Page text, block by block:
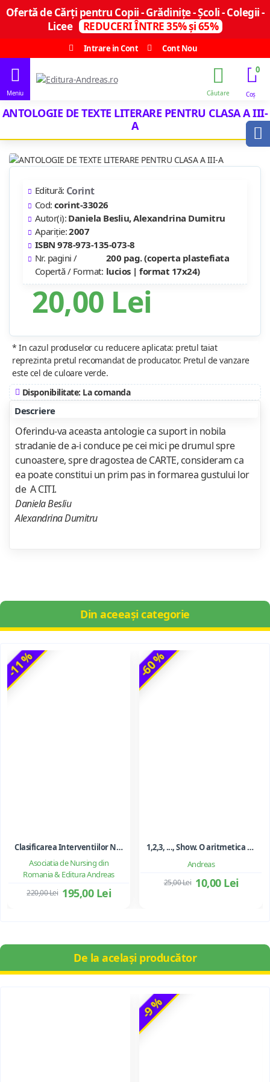
Ofertă de Cărți pentru Copii - Grădinițe - Școli - Colegii -
Licee
REDUCERI ÎNTRE 35% și 65%
Intrare in Cont
Cont Nou
0
ANTOLOGIE DE TEXTE LITERARE PENTRU CLASA A III-
A
20,00 Lei
Editură: Corint
Cod: corint-33026
Autor(i): Daniela Besliu, Alexandrina Dumitru
Apariție:2007
ISBN 978-973-135-073-8
Nr. pagini /
Copertă / Format:
200 pag. (coperta plastefiata
lucios | format 17x24)
* In cazul produselor cu reducere aplicata: pretul taiat
reprezinta pretul recomandat de producator. Pretul de vanzare
este cel de culoare verde.
Disponibilitate: La comanda
Descriere
Oferindu-va aceasta antologie ca suport in nobila
stradanie de a-i conduce pe cei mici pe drumul spre
cunoastere, spre dragostea de CARTE, consideram ca
ea poate constitui un prim pas in formarea gustului lor
de A CITI.
Daniela Besliu
Alexandrina Dumitru
Din aceeași categorie
-11 %
Asociatia de Nursing din
Romania & Editura Andreas
Clasificarea Interventiilor Nursing (NIC)
195,00 Lei
220,00 Lei
-60 %
Andreas
1,2,3, ..., Show. O aritmetica emotionala, o poezie a matematicii - Ioan Dancila
10,00 Lei
25,00 Lei
De la același producător
-9 %